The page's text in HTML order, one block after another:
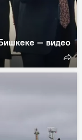
— видео